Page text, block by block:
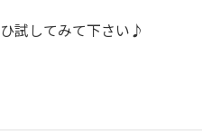
試してみて下さい♪